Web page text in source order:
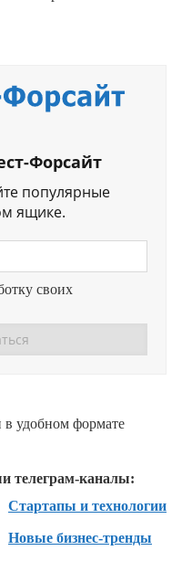
Форсайт
популярные
ящике.
своих
удобном формате
телеграм-каналы:
Стартапы и технологии
Новые бизнес-тренды